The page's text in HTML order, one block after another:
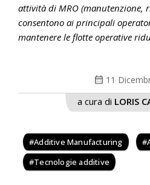
attività di MRO (manutenzione,
consentono ai principali
mantenere le flotte operative
calendar_month 11
a cura di LORIS
Additive Manufacturing
Tecnologie additive